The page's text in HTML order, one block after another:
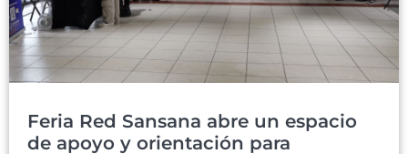
Feria Red Sansana abre un espacio
de apoyo y orientación para